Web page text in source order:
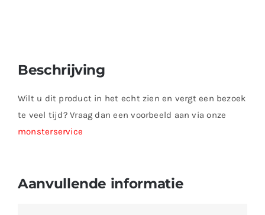
Beschrijving
Wilt u dit product in het echt zien en vergt een bezoek
te veel tijd? Vraag dan een voorbeeld aan via onze
monsterservice
Aanvullende informatie